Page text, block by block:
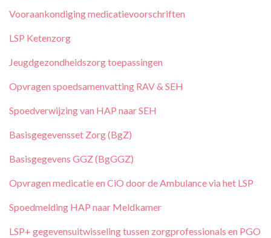
Vooraankondiging medicatievoorschriften
LSP Ketenzorg
Jeugdgezondheidszorg toepassingen
Opvragen spoedsamenvatting RAV & SEH
Spoedverwijzing van HAP naar SEH
Basisgegevensset Zorg (BgZ)
Basisgegevens GGZ (BgGGZ)
Opvragen medicatie en CiO door de Ambulance via het LSP
Spoedmelding HAP naar Meldkamer
LSP+ gegevensuitwisseling tussen zorgprofessionals en PGO